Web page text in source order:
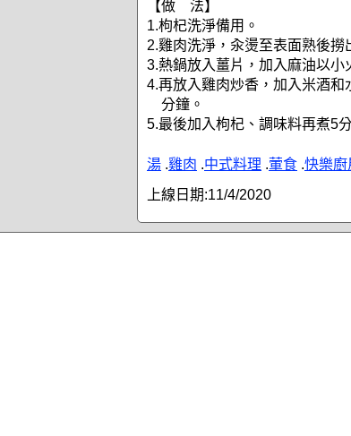
【做 法】
1.枸杞洗淨備用。
2.雞肉洗淨，汆燙至表面熟後撈
3.熱鍋放入薑片，加入麻油以小
4.再放入雞肉炒香，加入米酒
分鐘。
5.最後加入枸杞、調味料再煮5
湯 .雞肉 .中式料理 .葷食 .快樂廚
上線日期:11/4/2020